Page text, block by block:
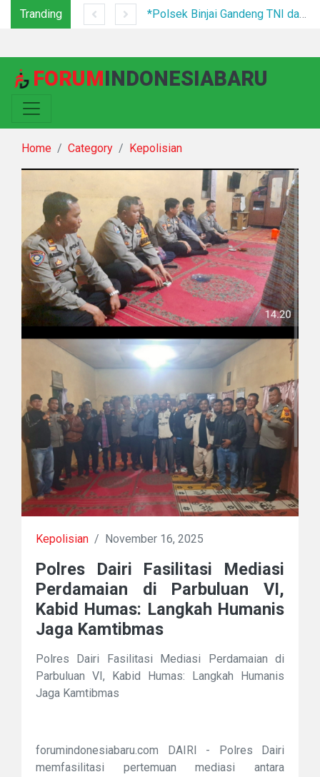
Tranding *Polsek Binjai Gandeng TNI dan Kepala Desa Grebek Sarang Narkoba*
FORUMINDONESIABARU
Home Category Kepolisian
Kepolisian / November 16, 2025
Polres Dairi Fasilitasi Mediasi
Perdamaian di Parbuluan VI,
Kabid Humas: Langkah Humanis
Jaga Kamtibmas
Polres Dairi Fasilitasi Mediasi Perdamaian di
Parbuluan VI, Kabid Humas: Langkah Humanis
Jaga Kamtibmas
forumindonesiabaru.com DAIRI - Polres Dairi
memfasilitasi pertemuan mediasi antara